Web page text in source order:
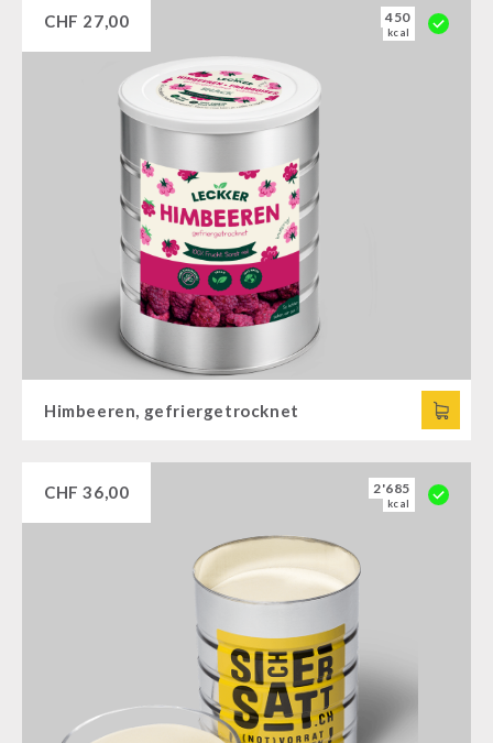
CHF 27,00 450
kcal
Himbeeren, gefriergetrocknet
CHF 36,00 2'685
kcal